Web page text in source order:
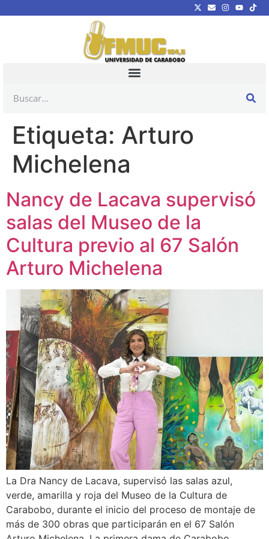
Etiqueta: Arturo
Michelena
Nancy de Lacava supervisó
salas del Museo de la
Cultura previo al 67 Salón
Arturo Michelena
La Dra Nancy de Lacava, supervisó las salas azul,
verde, amarilla y roja del Museo de la Cultura de
Carabobo, durante el inicio del proceso de montaje de
más de 300 obras que participarán en el 67 Salón